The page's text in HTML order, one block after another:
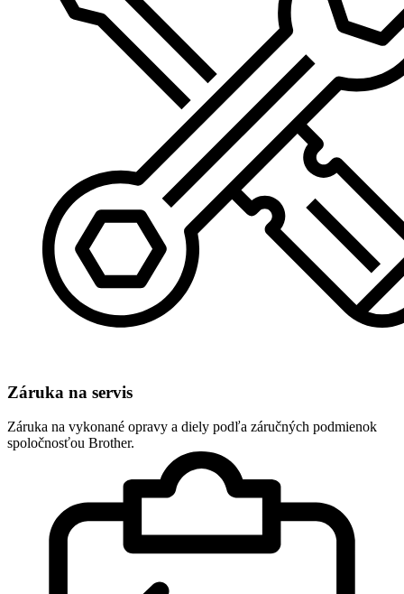
Záruka na servis
Záruka na vykonané opravy a diely podľa záručných podmienok
spoločnosťou Brother.